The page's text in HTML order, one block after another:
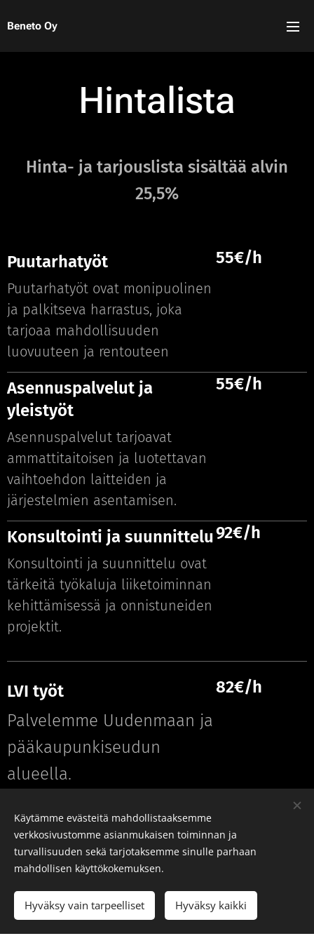
Beneto Oy
Hintalista
Hinta- ja tarjouslista sisältää alvin
25,5%
Puutarhatyöt
Puutarhatyöt ovat monipuolinen
ja palkitseva harrastus, joka
tarjoaa mahdollisuuden
luovuuteen ja rentouteen
55€/h
Asennuspalvelut ja
yleistyöt
Asennuspalvelut tarjoavat
ammattitaitoisen ja luotettavan
vaihtoehdon laitteiden ja
järjestelmien asentamisen.
55€/h
Konsultointi ja suunnittelu
Konsultointi ja suunnittelu ovat
tärkeitä työkaluja liiketoiminnan
kehittämisessä ja onnistuneiden
projektit.
92€/h
LVI työt
Palvelemme Uudenmaan ja
pääkaupunkiseudun
alueella.
82€/h
Pexelspalvelun toimittamat kuvat
Luotu
Evästeet
Luo kotisivut ilmaiseksi! Aloita
Käytämme evästeitä mahdollistaaksemme
verkkosivustomme asianmukaisen toiminnan ja
turvallisuuden sekä tarjotaksemme sinulle parhaan
mahdollisen käyttökokemuksen.
Hyväksy vain tarpeelliset Hyväksy kaikki